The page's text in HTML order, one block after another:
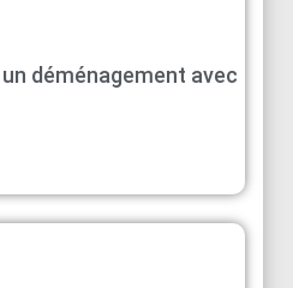
déménagement avec